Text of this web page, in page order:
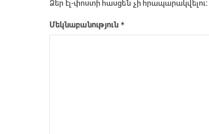
Ձեր էլ-փոստի հասցեն չի հրապարակվելու։
Մեկնաբանություն *